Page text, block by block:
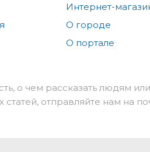
Интернет-
О городе
О портале
о чем рассказать людям
статей, отправляйте нам на